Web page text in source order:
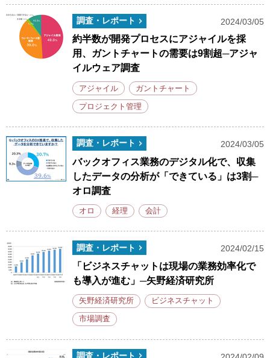
調査・レポート 2024/03/05
約半数が開発プロセスにアジャイルを採
用、ガントチャートの需要は9割超─アジャ
イルウェア調査
アジャイル ガントチャート
プロジェクト管理
調査・レポート 2024/03/05
バックオフィス業務のデジタル化で、収集
したデータの分析が「できている」は3割─
オロ調査
オロ 経理 会計
調査・レポート 2024/02/15
「ビジネスチャットは現場の業務効率化で
も導入が進む」─矢野経済研究所
矢野経済研究所 ビジネスチャット
市場調査
調査・レポート